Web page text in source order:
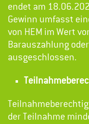
endet am
Gewinn umfasst
von HEM im Wert
Barauszahlung
ausgeschlossen.
der Teilnahme